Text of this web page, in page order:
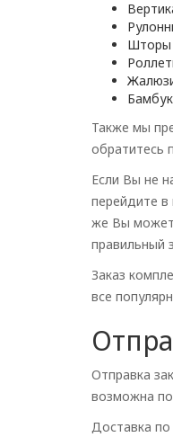
Шторы
Также мы
обратитесь
Если Вы не
перейдите
же Вы
правильный
Заказ
все
Отправка
возможна
Доставка